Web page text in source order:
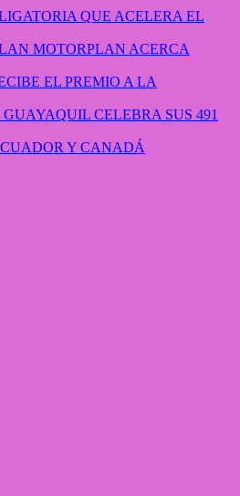
QUE ACELERA EL
MOTORPLAN ACERCA
EL PREMIO A LA
GUAYAQUIL CELEBRA SUS 491
Y CANADÁ